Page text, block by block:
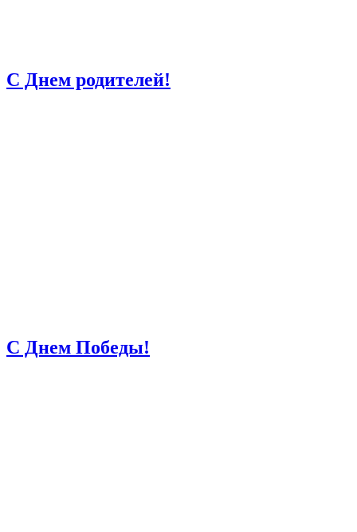
С Днем родителей!
С Днем Победы!